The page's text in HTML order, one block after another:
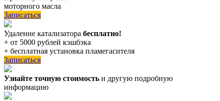
моторного масла
Записаться
Удаление катализатора бесплатно!
+ от 5000 рублей кэшбэка
+ бесплатная установка пламегасителя
Записаться
Узнайте точную стоимость и другую подробную
информацию